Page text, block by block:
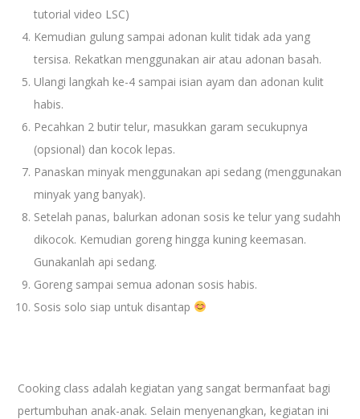
tutorial video LSC)
Kemudian gulung sampai adonan kulit tidak ada yang
tersisa. Rekatkan menggunakan air atau adonan basah.
Ulangi langkah ke-4 sampai isian ayam dan adonan kulit
habis.
Pecahkan 2 butir telur, masukkan garam secukupnya
(opsional) dan kocok lepas.
Panaskan minyak menggunakan api sedang (menggunakan
minyak yang banyak).
Setelah panas, balurkan adonan sosis ke telur yang sudahh
dikocok. Kemudian goreng hingga kuning keemasan.
Gunakanlah api sedang.
Goreng sampai semua adonan sosis habis.
Sosis solo siap untuk disantap
Cooking class adalah kegiatan yang sangat bermanfaat bagi
pertumbuhan anak-anak. Selain menyenangkan, kegiatan ini